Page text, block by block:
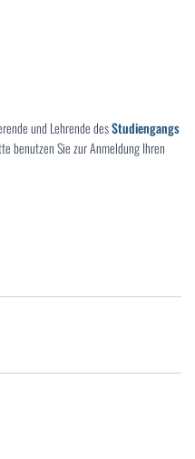
und Lehrende desStudiengangs
benutzen Sie zur Anmeldung Ihren